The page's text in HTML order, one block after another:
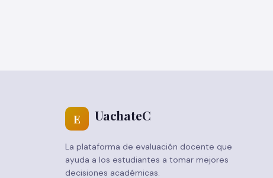
E UachateC
La plataforma de evaluación docente que
ayuda a los estudiantes a tomar mejores
decisiones académicas.